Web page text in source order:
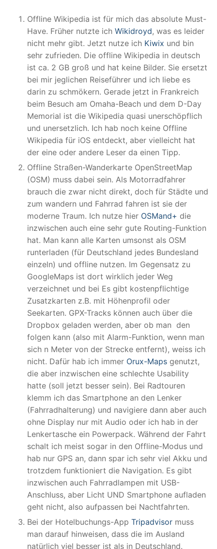
Offline Wikipedia ist für mich das absolute Must-
Have. Früher nutzte ich Wikidroyd, was es leider
nicht mehr gibt. Jetzt nutze ich Kiwix und bin
sehr zufrieden. Die offline Wikipedia in deutsch
ist ca. 2 GB groß und hat keine Bilder. Sie ersetzt
bei mir jeglichen Reiseführer und ich liebe es
darin zu schmökern. Gerade jetzt in Frankreich
beim Besuch am Omaha-Beach und dem D-Day
Memorial ist die Wikipedia quasi unerschöpflich
und unersetzlich. Ich hab noch keine Offline
Wikipedia für iOS entdeckt, aber vielleicht hat
der eine oder andere Leser da einen Tipp.
Offline Straßen-Wanderkarte OpenStreetMap
(OSM) muss dabei sein. Als Motorradfahrer
brauch die zwar nicht direkt, doch für Städte und
zum wandern und Fahrrad fahren ist sie der
moderne Traum. Ich nutze hier OSMand+ die
inzwischen auch eine sehr gute Routing-Funktion
hat. Man kann alle Karten umsonst als OSM
runterladen (für Deutschland jedes Bundesland
einzeln) und offline nutzen. Im Gegensatz zu
GoogleMaps ist dort wirklich jeder Weg
verzeichnet und bei Es gibt kostenpflichtige
Zusatzkarten z.B. mit Höhenprofil oder
Seekarten. GPX-Tracks können auch über die
Dropbox geladen werden, aber ob man den
folgen kann (also mit Alarm-Funktion, wenn man
sich n Meter von der Strecke entfernt), weiss ich
nicht. Dafür hab ich immer Orux-Maps genutzt,
die aber inzwischen eine schlechte Usability
hatte (soll jetzt besser sein). Bei Radtouren
klemm ich das Smartphone an den Lenker
(Fahrradhalterung) und navigiere dann aber auch
ohne Display nur mit Audio oder ich hab in der
Lenkertasche ein Powerpack. Während der Fahrt
schalt ich meist sogar in den Offline-Modus und
hab nur GPS an, dann spar ich sehr viel Akku und
trotzdem funktioniert die Navigation. Es gibt
inzwischen auch Fahrradlampen mit USB-
Anschluss, aber Licht UND Smartphone aufladen
geht nicht, also aufpassen bei Nachtfahrten.
Bei der Hotelbuchungs-App Tripadvisor muss
man darauf hinweisen, dass die im Ausland
natürlich viel besser ist als in Deutschland.